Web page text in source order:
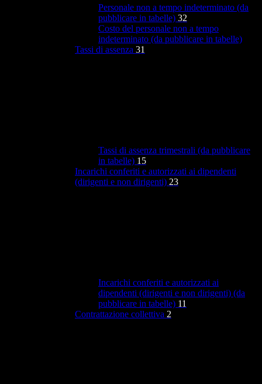
Personale non a tempo indeterminato (da
pubblicare in tabelle) 32
Costo del personale non a tempo
indeterminato (da pubblicare in tabelle)
Tassi di assenza 31
Tassi di assenza trimestrali (da pubblicare
in tabelle) 15
Incarichi conferiti e autorizzati ai dipendenti
(dirigenti e non dirigenti) 23
Incarichi conferiti e autorizzati ai
dipendenti (dirigenti e non dirigenti) (da
pubblicare in tabelle) 11
Contrattazione collettiva 2